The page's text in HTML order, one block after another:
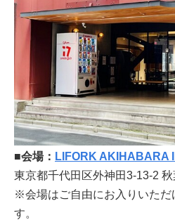
■会場： LIFORK AKIHABARA II
東京都千代田区外神田3-13-2
※会場はご自由にお入りいただ
す。